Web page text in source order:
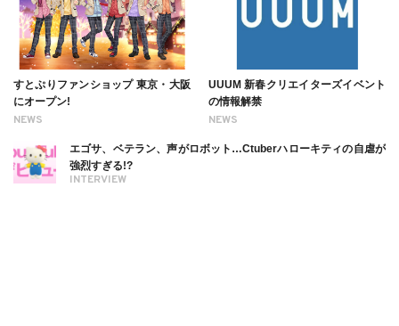
NEWS
すとぷりファンショップ 東京・大阪
にオープン!
NEWS
UUUM 新春クリエイターズイベント
の情報解禁
INTERVIEW
エゴサ、ベテラン、声がロボット…Ctuberハローキティの自虐が
強烈すぎる!?